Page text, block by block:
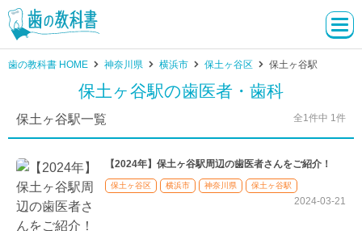
歯の教科書 HOME 神奈川県 横浜市 保土ヶ谷区 保土ヶ谷駅
保土ヶ谷駅の歯医者・歯科
保土ヶ谷駅一覧 全1件中 1件
【2024年】保土ヶ谷駅周辺の歯医者さんをご紹介！
保土ヶ谷区 横浜市 神奈川県 保土ヶ谷駅
2024-03-21